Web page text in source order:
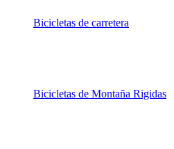
Bicicletas de carretera
Bicicletas de Montaña Rigidas